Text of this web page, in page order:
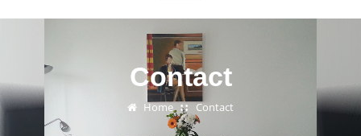
Contact
Home Contact